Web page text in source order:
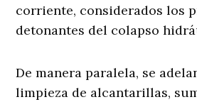
corriente, considerados los
detonantes del colapso
De manera paralela, se
limpieza de alcantarillas,